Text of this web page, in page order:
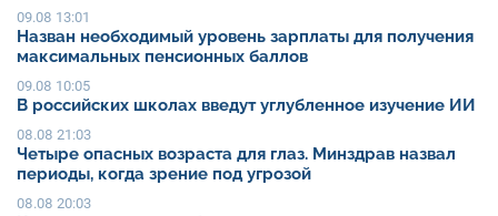
09.08 13:01
Назван необходимый уровень зарплаты для получения
максимальных пенсионных баллов
09.08 10:05
В российских школах введут углубленное изучение ИИ
08.08 21:03
Четыре опасных возраста для глаз. Минздрав назвал
периоды, когда зрение под угрозой
08.08 20:03